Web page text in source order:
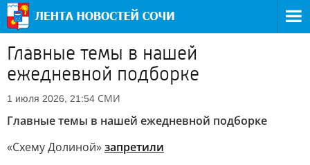
Главные темы в нашей
ежедневной подборке
1 июля 2026, 21:54 СМИ
Главные темы в нашей ежедневной подборке
«Схему Долиной»запретили